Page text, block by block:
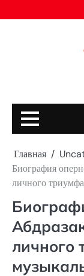
к
Главная
Биография
личного
личного